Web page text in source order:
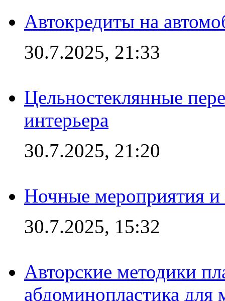
Автокредиты на
30.7.2025, 21:33
Цельностеклянные
интерьера
30.7.2025, 21:20
Ночные мероприятия и
30.7.2025, 15:32
Авторские методики
абдоминопластика для